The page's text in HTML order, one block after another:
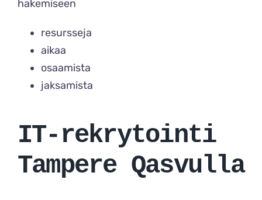
hakemiseen
resursseja
aikaa
osaamista
jaksamista
IT-rekrytointi
Tampere Qasvulla